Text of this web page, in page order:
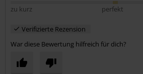
zu kurz
perfekt
Verifizierte Rezension
War diese Bewertung hilfreich für dich?